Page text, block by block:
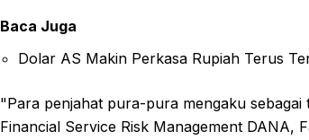
Baca Juga
Dolar AS Makin Perkasa Rupiah Terus
"Para penjahat pura-pura mengaku
Financial Service Risk Management DANA,